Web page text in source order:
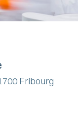
Fribourg